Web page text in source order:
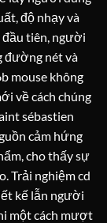
độ nhạy và
đầu tiên, người
đường nét và
mouse không
về cách chúng
sébastien
cảm hứng
cho thấy sự
Trải nghiệm cd
kế lẫn người
một cách mượt